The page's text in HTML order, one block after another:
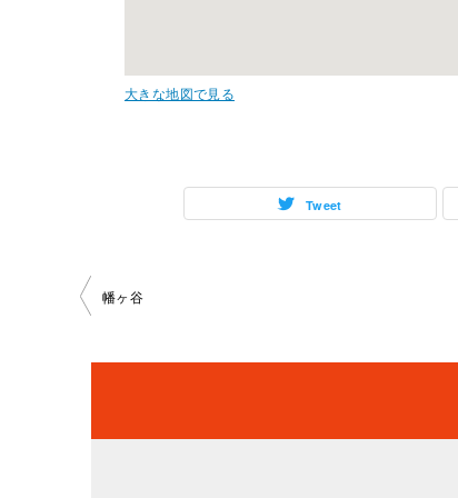
大きな地図で見る
Tweet
投
ビ
幡ヶ谷